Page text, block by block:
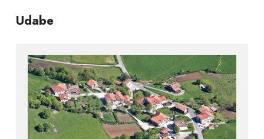
Udabe